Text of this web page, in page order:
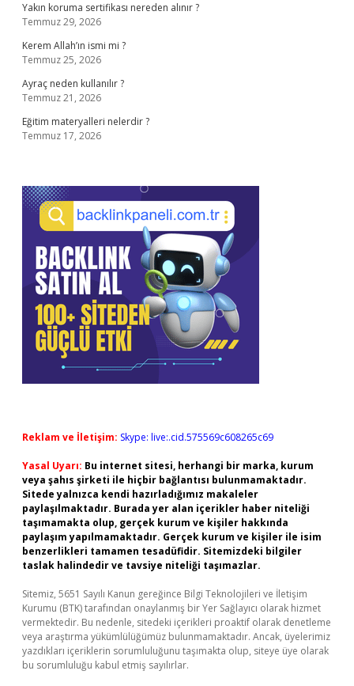
Yakın koruma sertifikası nereden alınır ?
Temmuz 29, 2026
Kerem Allah’ın ismi mi ?
Temmuz 25, 2026
Ayraç neden kullanılır ?
Temmuz 21, 2026
Eğitim materyalleri nelerdir ?
Temmuz 17, 2026
Reklam ve İletişim: Skype: live:.cid.575569c608265c69
Yasal Uyarı: Bu internet sitesi, herhangi bir marka, kurum
veya şahıs şirketi ile hiçbir bağlantısı bulunmamaktadır.
Sitede yalnızca kendi hazırladığımız makaleler
paylaşılmaktadır. Burada yer alan içerikler haber niteliği
taşımamakta olup, gerçek kurum ve kişiler hakkında
paylaşım yapılmamaktadır. Gerçek kurum ve kişiler ile isim
benzerlikleri tamamen tesadüfidir. Sitemizdeki bilgiler
taslak halindedir ve tavsiye niteliği taşımazlar.
Sitemiz, 5651 Sayılı Kanun gereğince Bilgi Teknolojileri ve İletişim
Kurumu (BTK) tarafından onaylanmış bir Yer Sağlayıcı olarak hizmet
vermektedir. Bu nedenle, sitedeki içerikleri proaktif olarak denetleme
veya araştırma yükümlülüğümüz bulunmamaktadır. Ancak, üyelerimiz
yazdıkları içeriklerin sorumluluğunu taşımakta olup, siteye üye olarak
bu sorumluluğu kabul etmiş sayılırlar.